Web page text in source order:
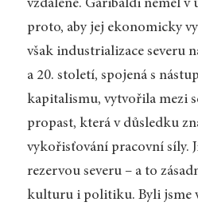
vzdálené. Garibaldi neměl v
proto, aby jej ekonomicky
však industrializace severu
a 20. století, spojená s
kapitalismu, vytvořila mezi
propast, která v důsledku
vykořisťování pracovní síly.
rezervou severu – a to
kulturu i politiku. Byli jsme